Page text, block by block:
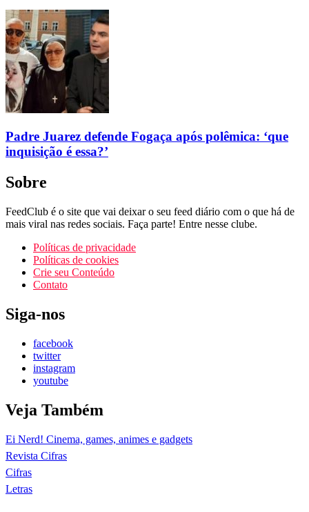
Padre Juarez defende Fogaça após polêmica: ‘que
inquisição é essa?’
Sobre
FeedClub é o site que vai deixar o seu feed diário com o que há de
mais viral nas redes sociais. Faça parte! Entre nesse clube.
Políticas de privacidade
Políticas de cookies
Crie seu Conteúdo
Contato
Siga-nos
facebook
twitter
instagram
youtube
Veja Também
Ei Nerd! Cinema, games, animes e gadgets
Revista Cifras
Cifras
Letras